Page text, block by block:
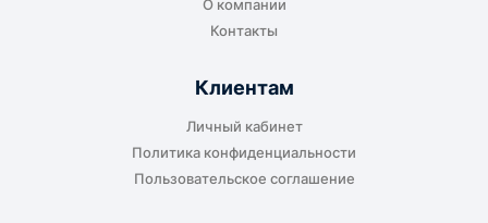
До адреса клиента
Подходит, если нужно доставить
оборудование прямо на объект, склад,
О компании
Контакты
Клиентам
Личный кабинет
Политика конфиденциальности
Пользовательское соглашение